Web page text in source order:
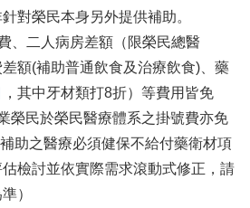
對榮民本身另外提供補助。
、二人病房差額（限榮民總醫
額(補助普通飲食及治療飲食)、藥
，其中牙材類打8折）等費用皆免
榮民於榮民醫療體系之掛號費亦免
助之醫療必須健保不給付藥衛材項
檢討並依實際需求滾動式修正，請
）